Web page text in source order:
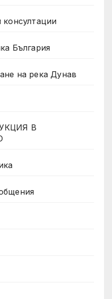
България
на река Дунав
В